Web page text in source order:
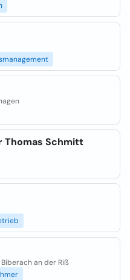
Thomas Schmitt
an der Riß